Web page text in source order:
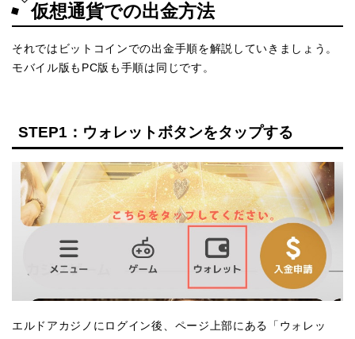
仮想通貨での出金方法
それではビットコインでの出金手順を解説していきましょう。
モバイル版もPC版も手順は同じです。
STEP1：ウォレットボタンをタップする
エルドアカジノにログイン後、ページ上部にある「ウォレッ